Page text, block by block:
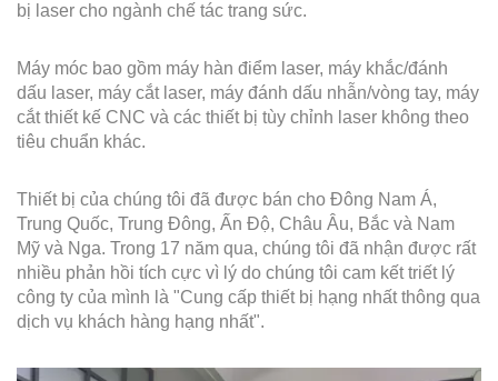
bị laser cho ngành chế tác trang sức.
Máy móc bao gồm máy hàn điểm laser, máy khắc/đánh
dấu laser, máy cắt laser, máy đánh dấu nhẫn/vòng tay, máy
cắt thiết kế CNC và các thiết bị tùy chỉnh laser không theo
tiêu chuẩn khác.
Thiết bị của chúng tôi đã được bán cho Đông Nam Á,
Trung Quốc, Trung Đông, Ấn Độ, Châu Âu, Bắc và Nam
Mỹ và Nga. Trong 17 năm qua, chúng tôi đã nhận được rất
nhiều phản hồi tích cực vì lý do chúng tôi cam kết triết lý
công ty của mình là "Cung cấp thiết bị hạng nhất thông qua
dịch vụ khách hàng hạng nhất".